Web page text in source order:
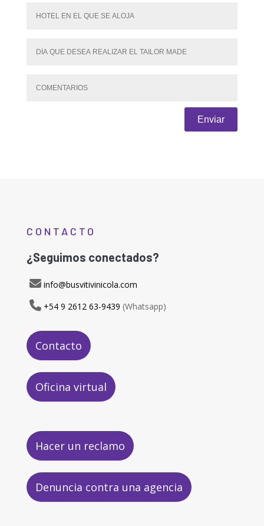
Enviar
CONTACTO
¿Seguimos conectados?
info@busvitivinicola.com
+54 9 2612 63-9439 (Whatsapp)
Contacto
Oficina virtual
Hacer un reclamo
Denuncia contra una agencia